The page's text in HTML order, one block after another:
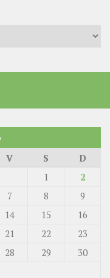
V S
D
1
2
7 8
9
14 15
16
21 22
23
28 29
30